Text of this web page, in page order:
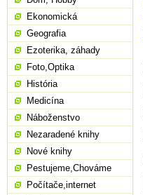
Ekonomická
Geografia
Ezoterika, záhady
Foto,Optika
História
Medicína
Náboženstvo
Nezaradené knihy
Nové knihy
Pestujeme,Chováme
Počítače,internet